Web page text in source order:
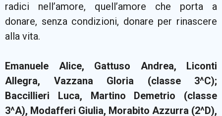
radici nell’amore, quell’amore che porta a
donare, senza condizioni, donare per rinascere
alla vita.
Emanuele Alice, Gattuso Andrea, Liconti
Allegra, Vazzana Gloria (classe 3^C);
Baccillieri Luca, Martino Demetrio (classe
3^A), Modafferi Giulia, Morabito Azzurra (2^D),